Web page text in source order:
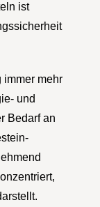
ist
immer mehr
und
Bedarf an